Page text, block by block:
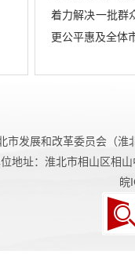
着力解决一批群
更公平惠及全体
市发展和改革委员会（
地址：淮北市相山区相
皖